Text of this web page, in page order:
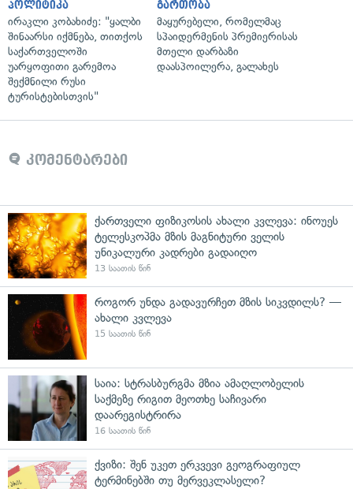
პოლიტიკა
ირაკლი კობახიძე: "ყალბი
შინაარსი იქმნება, თითქოს
საქართველოში
უარყოფითი გარემოა
შექმნილი რუსი
ტურისტებისთვის"
გართობა
მაყურებელი, რომელმაც
სპაიდერმენის პრემიერისას
მთელი დარბაზი
დაასპოილერა, გალახეს
კომენტარები
ქართველი ფიზიკოსის ახალი კვლევა: ინოუეს
ტელესკოპმა მზის მაგნიტური ველის
უნიკალური კადრები გადაიღო
13 საათის წინ
როგორ უნდა გადავურჩეთ მზის სიკვდილს? —
ახალი კვლევა
15 საათის წინ
საია: სტრასბურგმა მზია ამაღლობელის
საქმეზე რიგით მეოთხე საჩივარი
დაარეგისტრირა
16 საათის წინ
ქვიზი: შენ უკეთ ერკვევი გეოგრაფიულ
ტერმინებში თუ მერვეკლასელი?